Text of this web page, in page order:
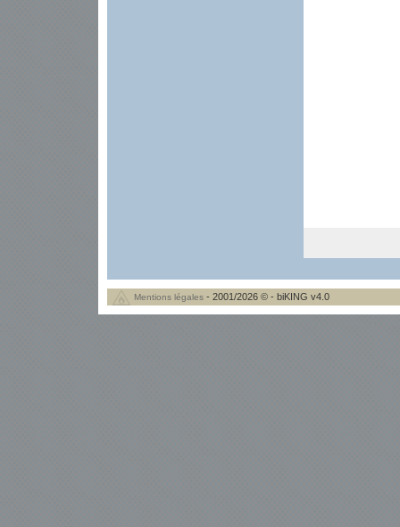
Mentions légales - 2001/2026 © - biKING v4.0